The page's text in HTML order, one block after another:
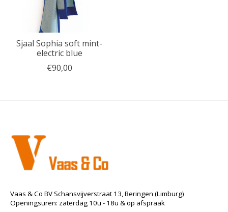
Sjaal Sophia soft mint-
electric blue
€90,00
Vaas & Co BV Schansvijverstraat 13, Beringen (Limburg)
Openingsuren: zaterdag 10u - 18u & op afspraak